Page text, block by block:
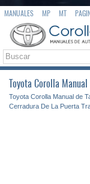
MANUALES MP MT
Toyota Corolla
Toyota Corolla Manual de
Cerradura De La Puerta